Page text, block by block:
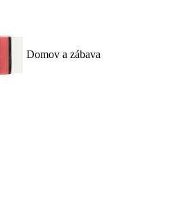
Domov a zábava